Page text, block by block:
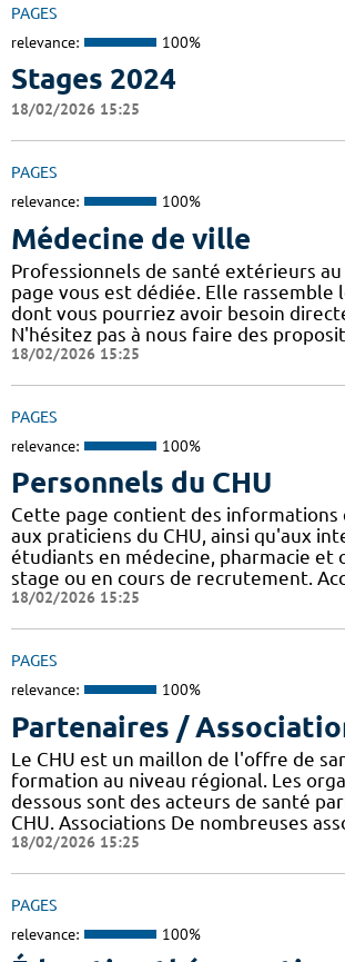
PAGES
relevance: 100%
Stages 2024
18/02/2026 15:25
PAGES
relevance: 100%
Médecine de ville
Professionnels de santé extérieurs au
page vous est dédiée. Elle rassemble
dont vous pourriez avoir besoin
N'hésitez pas à nous faire des
18/02/2026 15:25
PAGES
relevance: 100%
Personnels du CHU
Cette page contient des informations
aux praticiens du CHU, ainsi qu'aux
étudiants en médecine, pharmacie et
stage ou en cours de recrutement.
18/02/2026 15:25
PAGES
relevance: 100%
Partenaires /
Le CHU est un maillon de l'offre de
formation au niveau régional. Les
dessous sont des acteurs de santé
CHU. Associations De nombreuses
18/02/2026 15:25
PAGES
relevance: 100%